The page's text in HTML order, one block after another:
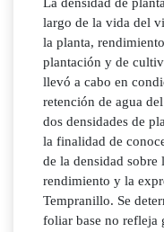
La densidad de
largo de la vida del
la planta,
plantación y de
llevó a cabo en
retención de agua
dos densidades de
la finalidad de
de la densidad
rendimiento y la
Tempranillo. Se
foliar base no refleja